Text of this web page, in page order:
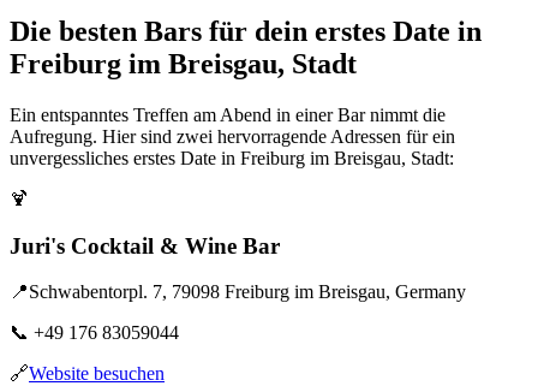
Die besten Bars für dein erstes Date in
Freiburg im Breisgau, Stadt
Ein entspanntes Treffen am Abend in einer Bar nimmt die
Aufregung. Hier sind zwei hervorragende Adressen für ein
unvergessliches erstes Date in Freiburg im Breisgau, Stadt:
🍹
Juri's Cocktail & Wine Bar
📍Schwabentorpl. 7, 79098 Freiburg im Breisgau, Germany
📞 +49 176 83059044
🔗Website besuchen